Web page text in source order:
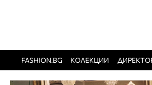
FASHION.BG КОЛЕКЦИИ